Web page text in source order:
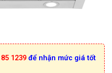
1239 để nhận mức giá tốt